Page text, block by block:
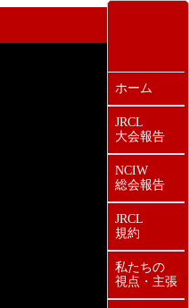
ホーム
JRCL
大会報告
NCIW
総会報告
JRCL
規約
私たちの
視点・主張